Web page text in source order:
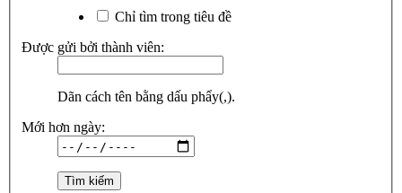
Chỉ tìm trong tiêu đề
Được gửi bởi thành viên:
Dãn cách tên bằng dấu phẩy(,).
Mới hơn ngày: